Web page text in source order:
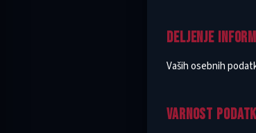
DELJENJE
Vaših osebnih
VARNOST